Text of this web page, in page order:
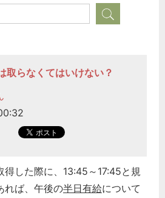
取らなくてはいけない？
得した際に、13:45～17:45と規
れば、午後の半日有給について